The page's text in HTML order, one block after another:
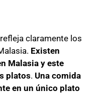
claramente los
Existen
Malasia y este
platos. Una comida
en un único plato